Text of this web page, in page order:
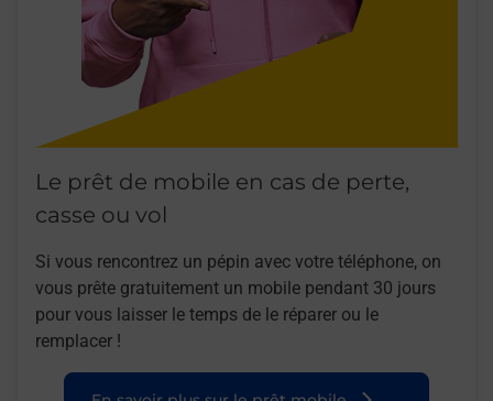
Le prêt de mobile en cas de perte,
casse ou vol
Si vous rencontrez un pépin avec votre téléphone, on
vous prête gratuitement un mobile pendant 30 jours
pour vous laisser le temps de le réparer ou le
remplacer !